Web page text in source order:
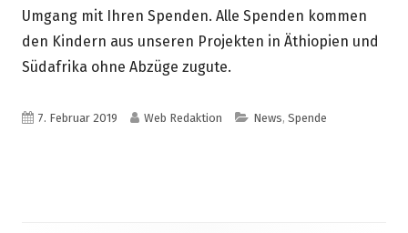
öffnen
Umgang mit Ihren Spenden. Alle Spenden kommen
den Kindern aus unseren Projekten in Äthiopien und
Südafrika ohne Abzüge zugute.
Veröffentlicht
7. Februar 2019 Autor
Web Redaktion Kategorien
News, Spende